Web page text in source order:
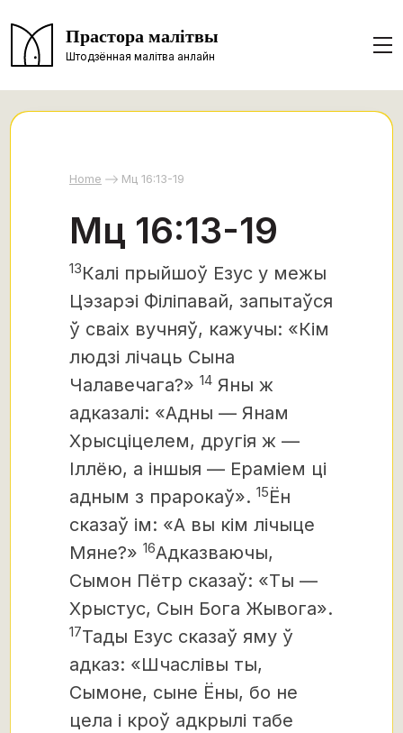
Прастора малітвы
Штодзённая малітва анлайн
Home Мц 16:13-19
Мц 16:13-19
13Калі прыйшоў Езус у межы
Цэзарэі Філіпавай, запытаўся
ў сваіх вучняў, кажучы: «Кім
людзі лічаць Сына
Чалавечага?» 14 Яны ж
адказалі: «Адны — Янам
Хрысціцелем, другія ж —
Іллёю, а іншыя — Ераміем ці
адным з прарокаў». 15Ён
сказаў ім: «А вы кім лічыце
Мяне?» 16Адказваючы,
Сымон Пётр сказаў: «Ты —
Хрыстус, Сын Бога Жывога».
17Тады Езус сказаў яму ў
адказ: «Шчаслівы ты,
Сымоне, сыне Ёны, бо не
цела і кроў адкрылі табе